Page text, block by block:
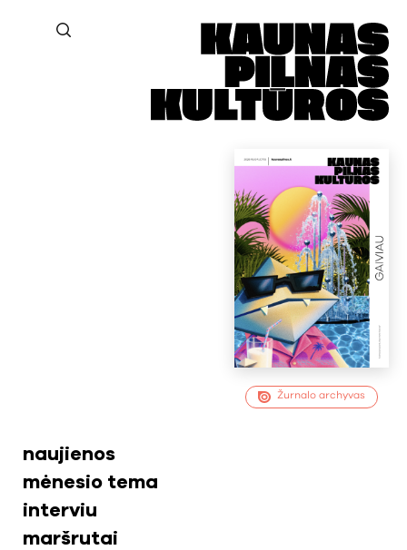
Žurnalo archyvas
naujienos
mėnesio tema
interviu
maršrutai